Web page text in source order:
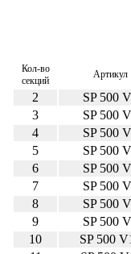
Кол-во
секций
Артикул
2
SP 500
3
SP 500
4
SP 500
5
SP 500
6
SP 500
7
SP 500
8
SP 500
9
SP 500
10
SP 500